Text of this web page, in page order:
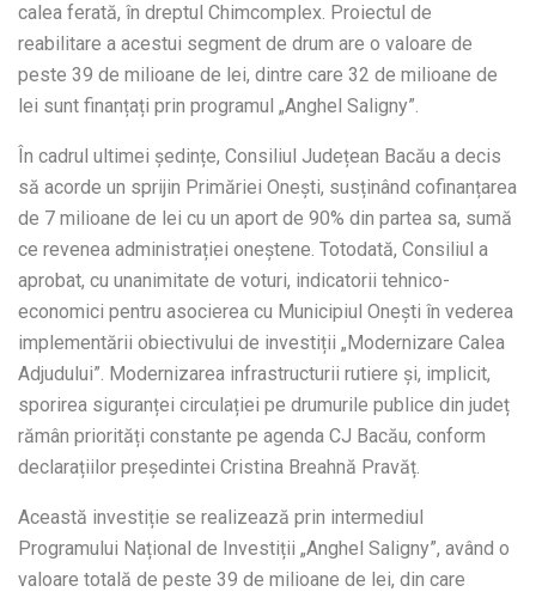
calea ferată, în dreptul Chimcomplex. Proiectul de
reabilitare a acestui segment de drum are o valoare de
peste 39 de milioane de lei, dintre care 32 de milioane de
lei sunt finanțați prin programul „Anghel Saligny”.
În cadrul ultimei ședințe, Consiliul Județean Bacău a decis
să acorde un sprijin Primăriei Onești, susținând cofinanțarea
de 7 milioane de lei cu un aport de 90% din partea sa, sumă
ce revenea administrației oneștene. Totodată, Consiliul a
aprobat, cu unanimitate de voturi, indicatorii tehnico-
economici pentru asocierea cu Municipiul Onești în vederea
implementării obiectivului de investiții „Modernizare Calea
Adjudului”. Modernizarea infrastructurii rutiere și, implicit,
sporirea siguranței circulației pe drumurile publice din județ
rămân priorități constante pe agenda CJ Bacău, conform
declarațiilor președintei Cristina Breahnă Pravăț.
Această investiție se realizează prin intermediul
Programului Național de Investiții „Anghel Saligny”, având o
valoare totală de peste 39 de milioane de lei, din care